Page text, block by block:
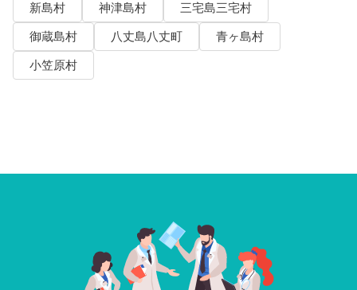
新島村
神津島村
三宅島三宅村
御蔵島村
八丈島八丈町
青ヶ島村
小笠原村